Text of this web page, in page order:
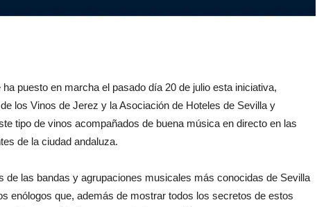
ha puesto en marcha el pasado día 20 de julio esta iniciativa,
los Vinos de Jerez y la Asociación de Hoteles de Sevilla y
tipo de vinos acompañados de buena música en directo en las
de la ciudad andaluza.
de las bandas y agrupaciones musicales más conocidas de Sevilla
enólogos que, además de mostrar todos los secretos de estos